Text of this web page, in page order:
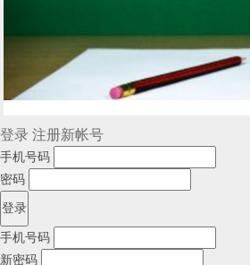
登录 注册新帐号
手机号码
密码
手机号码
新密码